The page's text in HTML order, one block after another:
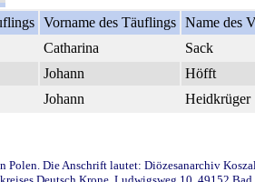
Vorname des Täuflings Name des
Catharina Sack
Johann Höfft
Johann Heidkrüger
Die Anschrift lautet: Diözesanarchiv